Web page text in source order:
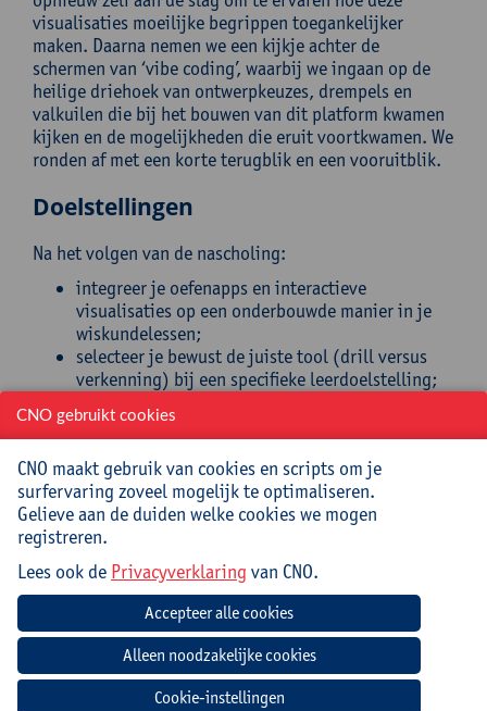
visualisaties moeilijke begrippen toegankelijker
maken. Daarna nemen we een kijkje achter de
schermen van ‘vibe coding’, waarbij we ingaan op de
heilige driehoek van ontwerpkeuzes, drempels en
valkuilen die bij het bouwen van dit platform kwamen
kijken en de mogelijkheden die eruit voortkwamen. We
ronden af met een korte terugblik en een vooruitblik.
Doelstellingen
Na het volgen van de nascholing:
integreer je oefenapps en interactieve
visualisaties op een onderbouwde manier in je
wiskundelessen;
selecteer je bewust de juiste tool (drill versus
verkenning) bij een specifieke leerdoelstelling;
om een interactieve visualisatie in te zetten:
als remediëring;
herken je welke fouttypes je leerlingen maken en
handel je daarnaar met gerichte feedback;
argumenteer je je tool-keuze vanuit didactische
principes (scaffolding, feedback, cognitieve
belasting);
sta je open voor verdere verkenning van AI-
ondersteund ontwerp in je eigen lespraktijk.
Doelgroep
CNO gebruikt cookies
CNO maakt gebruik van cookies en scripts om je
surfervaring zoveel mogelijk te optimaliseren.
Gelieve aan de duiden welke cookies we mogen
registreren.
Lees ook de Privacyverklaring van CNO.
Cookie-instellingen